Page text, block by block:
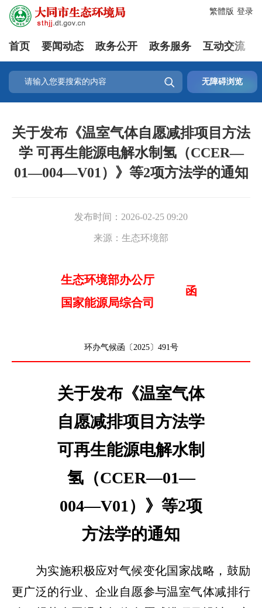
登录
繁體版
首页 要闻动态 政务公开 政务服务 互动交流
 无障碍浏览
关于发布《温室气体自愿减排项目方法
学 可再生能源电解水制氢（CCER—
01—004—V01）》等2项方法学的通知
发布时间： 2026-02-25 09:20
来源： 生态环境部
生态环境部办公厅
国家能源局综合司
函
环办气候函〔2025〕491号
关于发布《温室气体
自愿减排项目方法学
可再生能源电解水制
氢（CCER—01—
004—V01）》等2项
方法学的通知
为实施积极应对气候变化国家战略，鼓励
更广泛的行业、企业自愿参与温室气体减排行